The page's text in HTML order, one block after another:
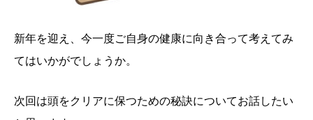
新年を迎え、今一度ご自身の健康に向き合って考えてみ
てはいかがでしょうか。
次回は頭をクリアに保つための秘訣についてお話したい